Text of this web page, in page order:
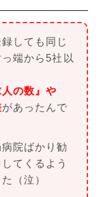
しても同じ
端から5社以
人の数』や
があったんで
院ばかり勧
てくるよう
（泣）